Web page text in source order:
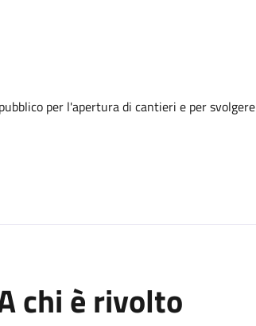
per l'apertura di cantieri e per svolgere
chi è rivolto